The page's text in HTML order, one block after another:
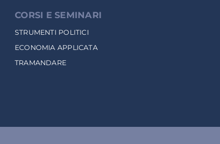
CORSI E SEMINARI
STRUMENTI POLITICI
ECONOMIA APPLICATA
TRAMANDARE